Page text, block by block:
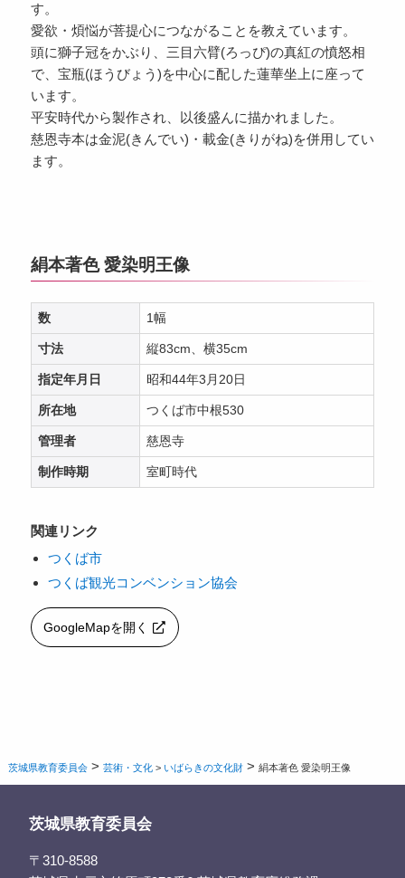
す。
愛欲・煩悩が菩提心につながることを教えています。
頭に獅子冠をかぶり、三目六臂(ろっぴ)の真紅の憤怒相
で、宝瓶(ほうびょう)を中心に配した蓮華坐上に座って
います。
平安時代から製作され、以後盛んに描かれました。
慈恩寺本は金泥(きんでい)・載金(きりがね)を併用してい
ます。
絹本著色 愛染明王像
数 1幅
寸法 縦83cm、横35cm
指定年月日 昭和44年3月20日
所在地 つくば市中根530
管理者 慈恩寺
制作時期 室町時代
関連リンク
つくば市
つくば観光コンベンション協会
GoogleMapを開く
茨城県教育委員会 >芸術・文化 > いばらきの文化財 >絹本著色 愛染明王像
茨城県教育委員会
〒310-8588